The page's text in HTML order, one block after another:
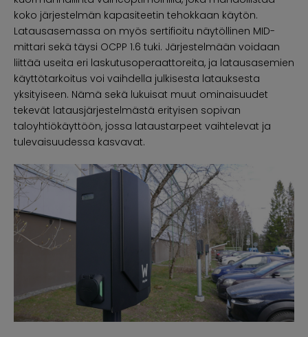
koko järjestelmän kapasiteetin tehokkaan käytön.
Latausasemassa on myös sertifioitu näytöllinen MID-
mittari sekä täysi OCPP 1.6 tuki. Järjestelmään voidaan
liittää useita eri laskutusoperaattoreita, ja latausasemien
käyttötarkoitus voi vaihdella julkisesta latauksesta
yksityiseen. Nämä sekä lukuisat muut ominaisuudet
tekevät latausjärjestelmästä erityisen sopivan
taloyhtiökäyttöön, jossa lataustarpeet vaihtelevat ja
tulevaisuudessa kasvavat.